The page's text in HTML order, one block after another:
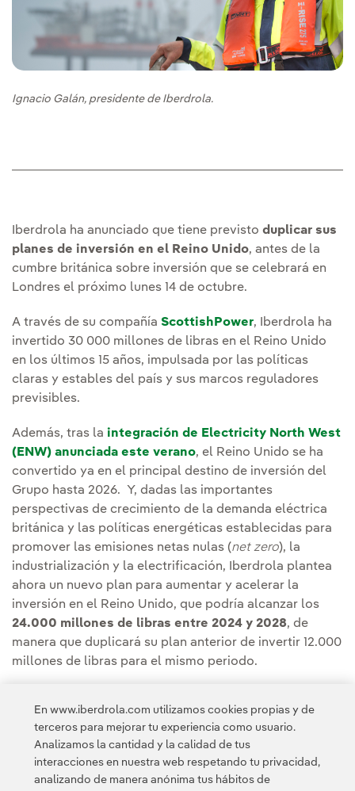
Ignacio Galán, presidente de Iberdrola.
Iberdrola ha anunciado que tiene previsto duplicar sus
planes de inversión en el Reino Unido, antes de la
cumbre británica sobre inversión que se celebrará en
Londres el próximo lunes 14 de octubre.
A través de su compañía ScottishPower, Iberdrola ha
invertido 30 000 millones de libras en el Reino Unido
en los últimos 15 años, impulsada por las políticas
claras y estables del país y sus marcos reguladores
previsibles.
Además, tras la integración de Electricity North West
(ENW) anunciada este verano, el Reino Unido se ha
convertido ya en el principal destino de inversión del
Grupo hasta 2026. Y, dadas las importantes
perspectivas de crecimiento de la demanda eléctrica
británica y las políticas energéticas establecidas para
promover las emisiones netas nulas (net zero), la
industrialización y la electrificación, Iberdrola plantea
ahora un nuevo plan para aumentar y acelerar la
inversión en el Reino Unido, que podría alcanzar los
24.000 millones de libras entre 2024 y 2028, de
manera que duplicará su plan anterior de invertir 12.000
millones de libras para el mismo periodo.
Comunicación de ScottishPower.
En www.iberdrola.com utilizamos cookies propias y de
terceros para mejorar tu experiencia como usuario.
Analizamos la cantidad y la calidad de tus
interacciones en nuestra web respetando tu privacidad,
analizando de manera anónima tus hábitos de